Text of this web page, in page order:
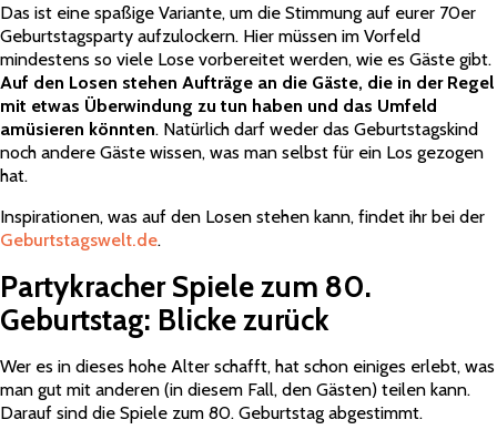
Das ist eine spaßige Variante, um die Stimmung auf eurer 70er
Geburtstagsparty aufzulockern. Hier müssen im Vorfeld
mindestens so viele Lose vorbereitet werden, wie es Gäste gibt.
Auf den Losen stehen Aufträge an die Gäste, die in der Regel
mit etwas Überwindung zu tun haben und das Umfeld
amüsieren könnten. Natürlich darf weder das Geburtstagskind
noch andere Gäste wissen, was man selbst für ein Los gezogen
hat.
Inspirationen, was auf den Losen stehen kann, findet ihr bei der
Geburtstagswelt.de.
Partykracher Spiele zum 80.
Geburtstag: Blicke zurück
Wer es in dieses hohe Alter schafft, hat schon einiges erlebt, was
man gut mit anderen (in diesem Fall, den Gästen) teilen kann.
Darauf sind die Spiele zum 80. Geburtstag abgestimmt.